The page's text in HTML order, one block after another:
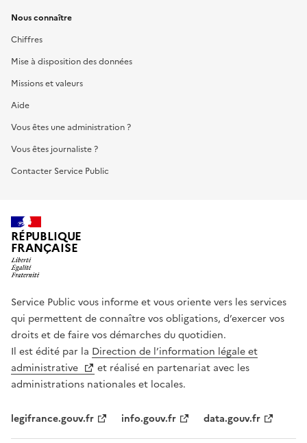
Nous connaître
Chiffres
Mise à disposition des données
Missions et valeurs
Aide
Vous êtes une administration ?
Vous êtes journaliste ?
Contacter Service Public
RÉPUBLIQUE
FRANÇAISE
Service Public vous informe et vous oriente vers les services
qui permettent de connaître vos obligations, d’exercer vos
droits et de faire vos démarches du quotidien.
Il est édité par la Direction de l’information légale et
administrative
et réalisé en partenariat avec les
administrations nationales et locales.
legifrance.gouv.fr info.gouv.fr data.gouv.fr